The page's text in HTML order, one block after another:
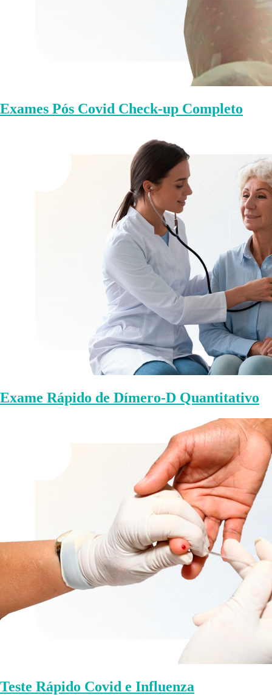
Exames Pós Covid Check-up Completo
Exame Rápido de Dímero-D Quantitativo
Teste Rápido Covid e Influenza